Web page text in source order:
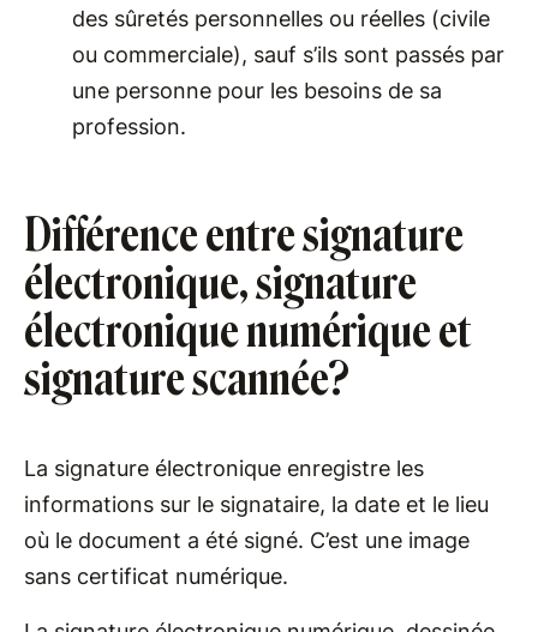
des sûretés personnelles ou réelles (civile
ou commerciale), sauf s’ils sont passés par
une personne pour les besoins de sa
profession.
Différence entre signature
électronique, signature
électronique numérique et
signature scannée?
La signature électronique enregistre les
informations sur le signataire, la date et le lieu
où le document a été signé. C’est une image
sans certificat numérique.